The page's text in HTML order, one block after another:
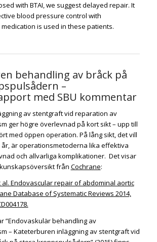
with BTAI, we suggest delayed repair. It
blood pressure control with
is used in these patients.
behandling av bråck på
–
med SBU kommentar
av stentgraft vid reparation av
ger högre överlevnad på kort sikt – upp till
med öppen operation. På lång sikt, det vill
är operationsmetoderna lika effektiva
och allvarliga komplikationer. Det visar
från Cochrane:
al. Endovascular repair of abdominal aortic
Database of Systematic Reviews 2014,
”Endovaskulär behandling av
– Kateterburen inläggning av stentgraft vid